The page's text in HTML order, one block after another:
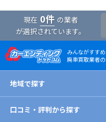
現在 0件 の業者
が選択されています。
みんながすすめ
廃車買取業者
地域で探す
口コミ・評判から探す